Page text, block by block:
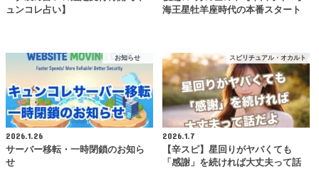
ュンコレ占い】
海王星牡羊座時代の本番スタート
お知らせ
2026.1.26
サーバー移転・一時閉鎖のお知ら
せ
スピリチュアル・オカルト
2026.1.7
【辛スピ】星回りがヤバくても
「感謝」を続ければ大丈夫って話